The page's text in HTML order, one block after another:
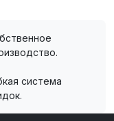
система